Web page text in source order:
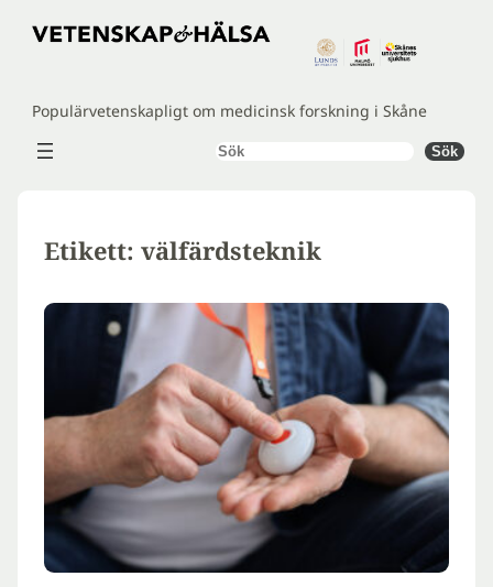
Hoppa
Populärvetenskapligt om medicinsk forskning i Skåne
Sök Sök
Etikett: välfärdsteknik